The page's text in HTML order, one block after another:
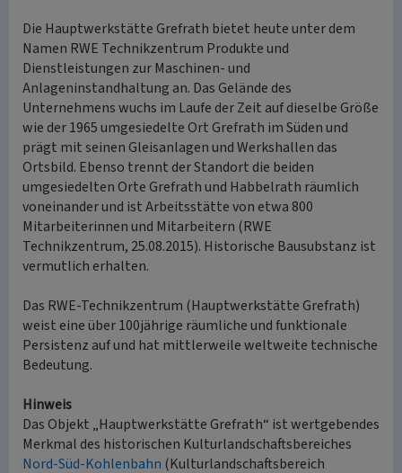
Die Hauptwerkstätte Grefrath bietet heute unter dem
Namen RWE Technikzentrum Produkte und
Dienstleistungen zur Maschinen- und
Anlageninstandhaltung an. Das Gelände des
Unternehmens wuchs im Laufe der Zeit auf dieselbe Größe
wie der 1965 umgesiedelte Ort Grefrath im Süden und
prägt mit seinen Gleisanlagen und Werkshallen das
Ortsbild. Ebenso trennt der Standort die beiden
umgesiedelten Orte Grefrath und Habbelrath räumlich
voneinander und ist Arbeitsstätte von etwa 800
Mitarbeiterinnen und Mitarbeitern (RWE
Technikzentrum, 25.08.2015). Historische Bausubstanz ist
vermutlich erhalten.
Das RWE-Technikzentrum (Hauptwerkstätte Grefrath)
weist eine über 100jährige räumliche und funktionale
Persistenz auf und hat mittlerweile weltweite technische
Bedeutung.
Hinweis
Das Objekt „Hauptwerkstätte Grefrath“ ist wertgebendes
Merkmal des historischen Kulturlandschaftsbereiches
Nord-Süd-Kohlenbahn (Kulturlandschaftsbereich